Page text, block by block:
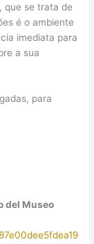
que se trata de
é o ambiente
imediata para
a sua
para
del Museo